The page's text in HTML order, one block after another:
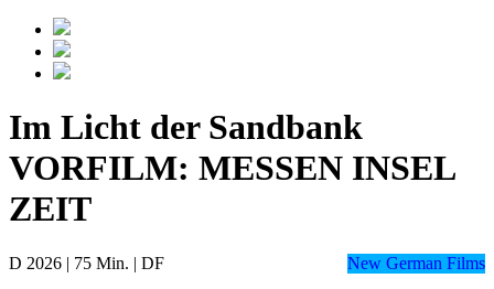
Im Licht der Sandbank
VORFILM: MESSEN INSEL
ZEIT
D 2026 | 75 Min. | DF
New German Films